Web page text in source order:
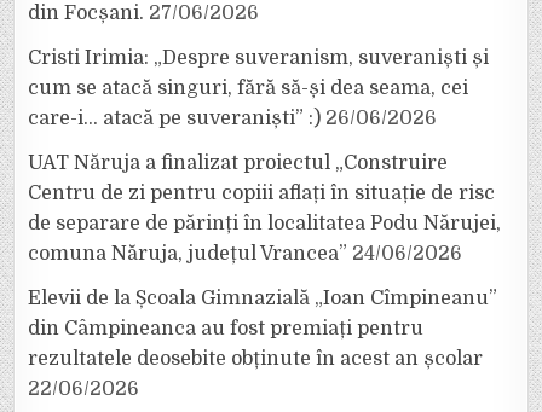
din Focșani. 27/06/2026
Cristi Irimia: „Despre suveranism, suveraniști și
cum se atacă singuri, fără să-și dea seama, cei
care-i… atacă pe suveraniști” :) 26/06/2026
UAT Năruja a finalizat proiectul „Construire
Centru de zi pentru copiii aflați în situație de risc
de separare de părinți în localitatea Podu Nărujei,
comuna Năruja, județul Vrancea” 24/06/2026
Elevii de la Școala Gimnazială „Ioan Cîmpineanu”
din Câmpineanca au fost premiați pentru
rezultatele deosebite obținute în acest an școlar
22/06/2026